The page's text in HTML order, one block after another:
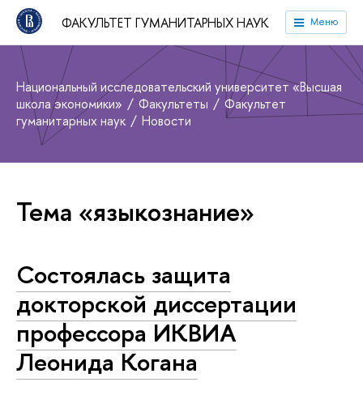
ФАКУЛЬТЕТ ГУМАНИТАРНЫХ НАУК Меню
Национальный исследовательский университет «Высшая
школа экономики»
Факультеты
Факультет
гуманитарных наук
Новости
Тема «языкознание»
Состоялась защита
докторской диссертации
профессора ИКВИА
Леонида Когана